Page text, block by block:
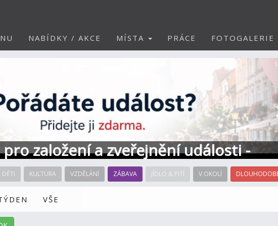
NABÍDKY / AKCE MÍSTA PRÁCE FOTOGALERIE
založení a zveřejnění události -
DĚTI KULTURA VZDĚLÁNÍ ZÁBAVA JÍDLO & PITÍ V OKOLÍ
VŠE